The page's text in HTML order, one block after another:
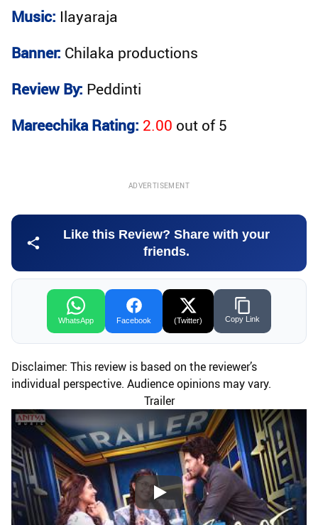
Music: Ilayaraja
Banner: Chilaka productions
Review By: Peddinti
Mareechika Rating: 2.00 out of5
ADVERTISEMENT
Like this Review? Share with your
friends.
WhatsApp Facebook (Twitter) Copy Link
Disclaimer: This review is based on the reviewer’s
individual perspective. Audience opinions may vary.
Trailer
Play